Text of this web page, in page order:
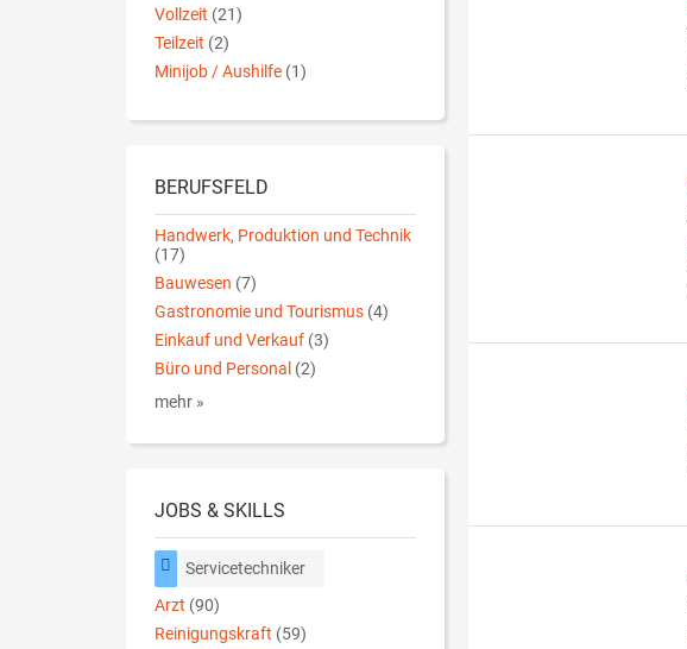
Vollzeit (21)
Teilzeit (2)
Minijob / Aushilfe (1)
BERUFSFELD
Handwerk, Produktion und Technik
(17)
Bauwesen (7)
Gastronomie und Tourismus (4)
Einkauf und Verkauf (3)
Büro und Personal (2)
mehr »
JOBS & SKILLS
Servicetechniker
Arzt (90)
Reinigungskraft (59)